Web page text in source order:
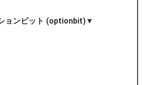
ョンビット (optionbit)▼